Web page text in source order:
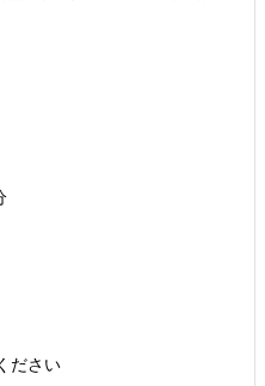
ださい